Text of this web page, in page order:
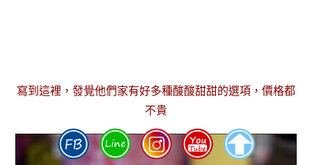
寫到這裡，發覺他們家有好多種酸酸甜甜的選項，價格都
不貴